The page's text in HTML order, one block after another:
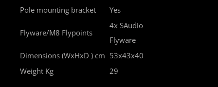
Pole mounting bracket
Yes
Flyware/M8 Flypoints
4x SAudio
Flyware
Dimensions (WxHxD ) cm 53x43x40
Weight Kg
29